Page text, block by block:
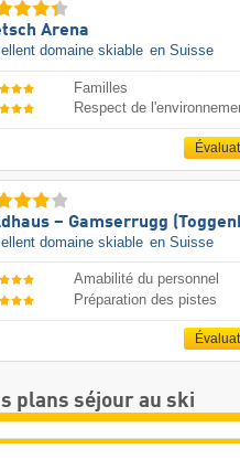
Arena
domaine skiable en Suisse
Familles
Respect de
– Gamserrugg
domaine skiable en Suisse
Amabilité du personnel
Préparation des pistes
plans séjour au ski